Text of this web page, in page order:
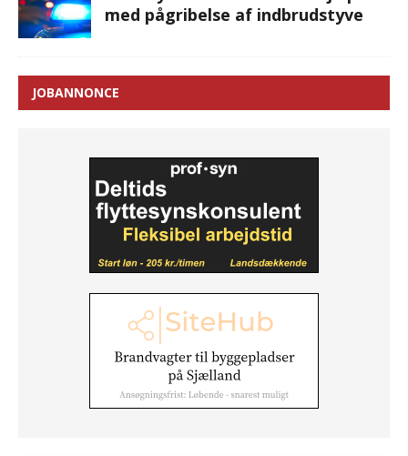
med pågribelse af indbrudstyve
JOBANNONCE